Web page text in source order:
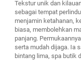
Tekstur unik dan
sebagai tempat
menjamin ketahanan,
biasa, membolehkan
panjang.
serta mudah dijaga. Ia
bintang lima, spa butik